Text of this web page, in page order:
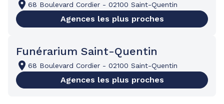
68 Boulevard Cordier - 02100 Saint-Quentin
Agences les plus proches
Funérarium Saint-Quentin
68 Boulevard Cordier - 02100 Saint-Quentin
Agences les plus proches